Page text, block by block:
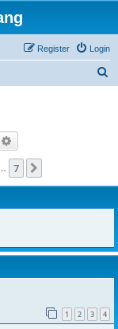
Login
Register
7
1 2 3 4